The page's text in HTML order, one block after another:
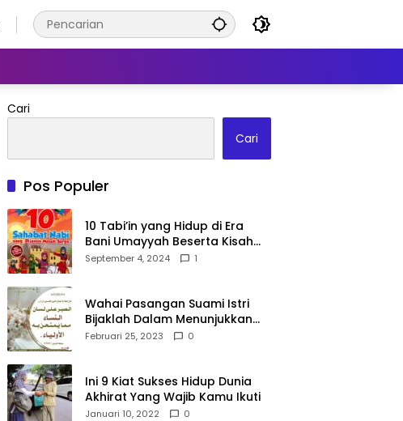
Cari
Cari
Pos Populer
10 Tabi’in yang Hidup di Era
Bani Umayyah Beserta Kisah
Teladan Mereka!
September 4, 2024 1
Wahai Pasangan Suami Istri
Bijaklah Dalam Menunjukkan
Kebahagiaanmu Di Publik
Februari 25, 2023 0
Ini 9 Kiat Sukses Hidup Dunia
Akhirat Yang Wajib Kamu Ikuti
Januari 10, 2022 0